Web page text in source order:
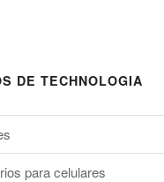
DE TECHNOLOGIA
para celulares